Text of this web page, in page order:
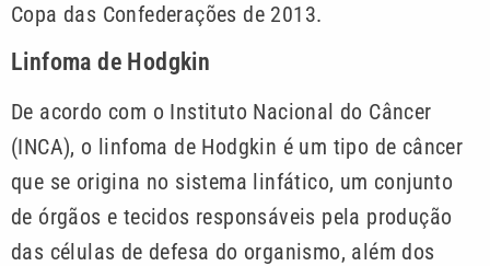
Copa das Confederações de 2013.
Linfoma de Hodgkin
De acordo com o Instituto Nacional do Câncer
(INCA), o linfoma de Hodgkin é um tipo de câncer
que se origina no sistema linfático, um conjunto
de órgãos e tecidos responsáveis pela produção
das células de defesa do organismo, além dos